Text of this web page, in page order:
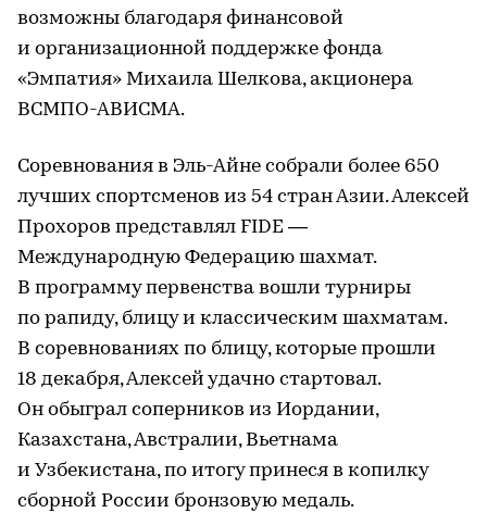
возможны благодаря финансовой
и организационной поддержке фонда
«Эмпатия» Михаила Шелкова, акционера
ВСМПО-АВИСМА.
Соревнования в Эль-Айне собрали более 650
лучших спортсменов из 54 стран Азии. Алексей
Прохоров представлял FIDE —
Международную Федерацию шахмат.
В программу первенства вошли турниры
по рапиду, блицу и классическим шахматам.
В соревнованиях по блицу, которые прошли
18 декабря, Алексей удачно стартовал.
Он обыграл соперников из Иордании,
Казахстана, Австралии, Вьетнама
и Узбекистана, по итогу принеся в копилку
сборной России бронзовую медаль.